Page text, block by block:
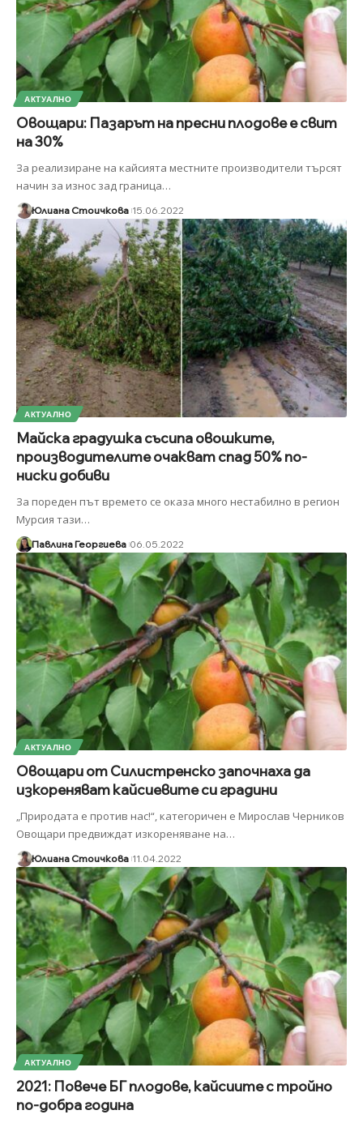
АКТУАЛНО
Овощари: Пазарът на пресни плодове е свит
на 30%
За реализиране на кайсията местните производители търсят
начин за износ зад граница…
Юлиана Стоичкова 15.06.2022
АКТУАЛНО
Майска градушка съсипа овошките,
производителите очакват спад 50% по-
ниски добиви
За пореден път времето се оказа много нестабилно в регион
Мурсия тази…
Павлина Георгиева 06.05.2022
АКТУАЛНО
Овощари от Силистренско започнаха да
изкореняват кайсиевите си градини
„Природата е против нас!“, категоричен е Мирослав Черников
Овощари предвиждат изкореняване на…
Юлиана Стоичкова 11.04.2022
АКТУАЛНО
2021: Повече БГ плодове, кайсиите с тройно
по-добра година